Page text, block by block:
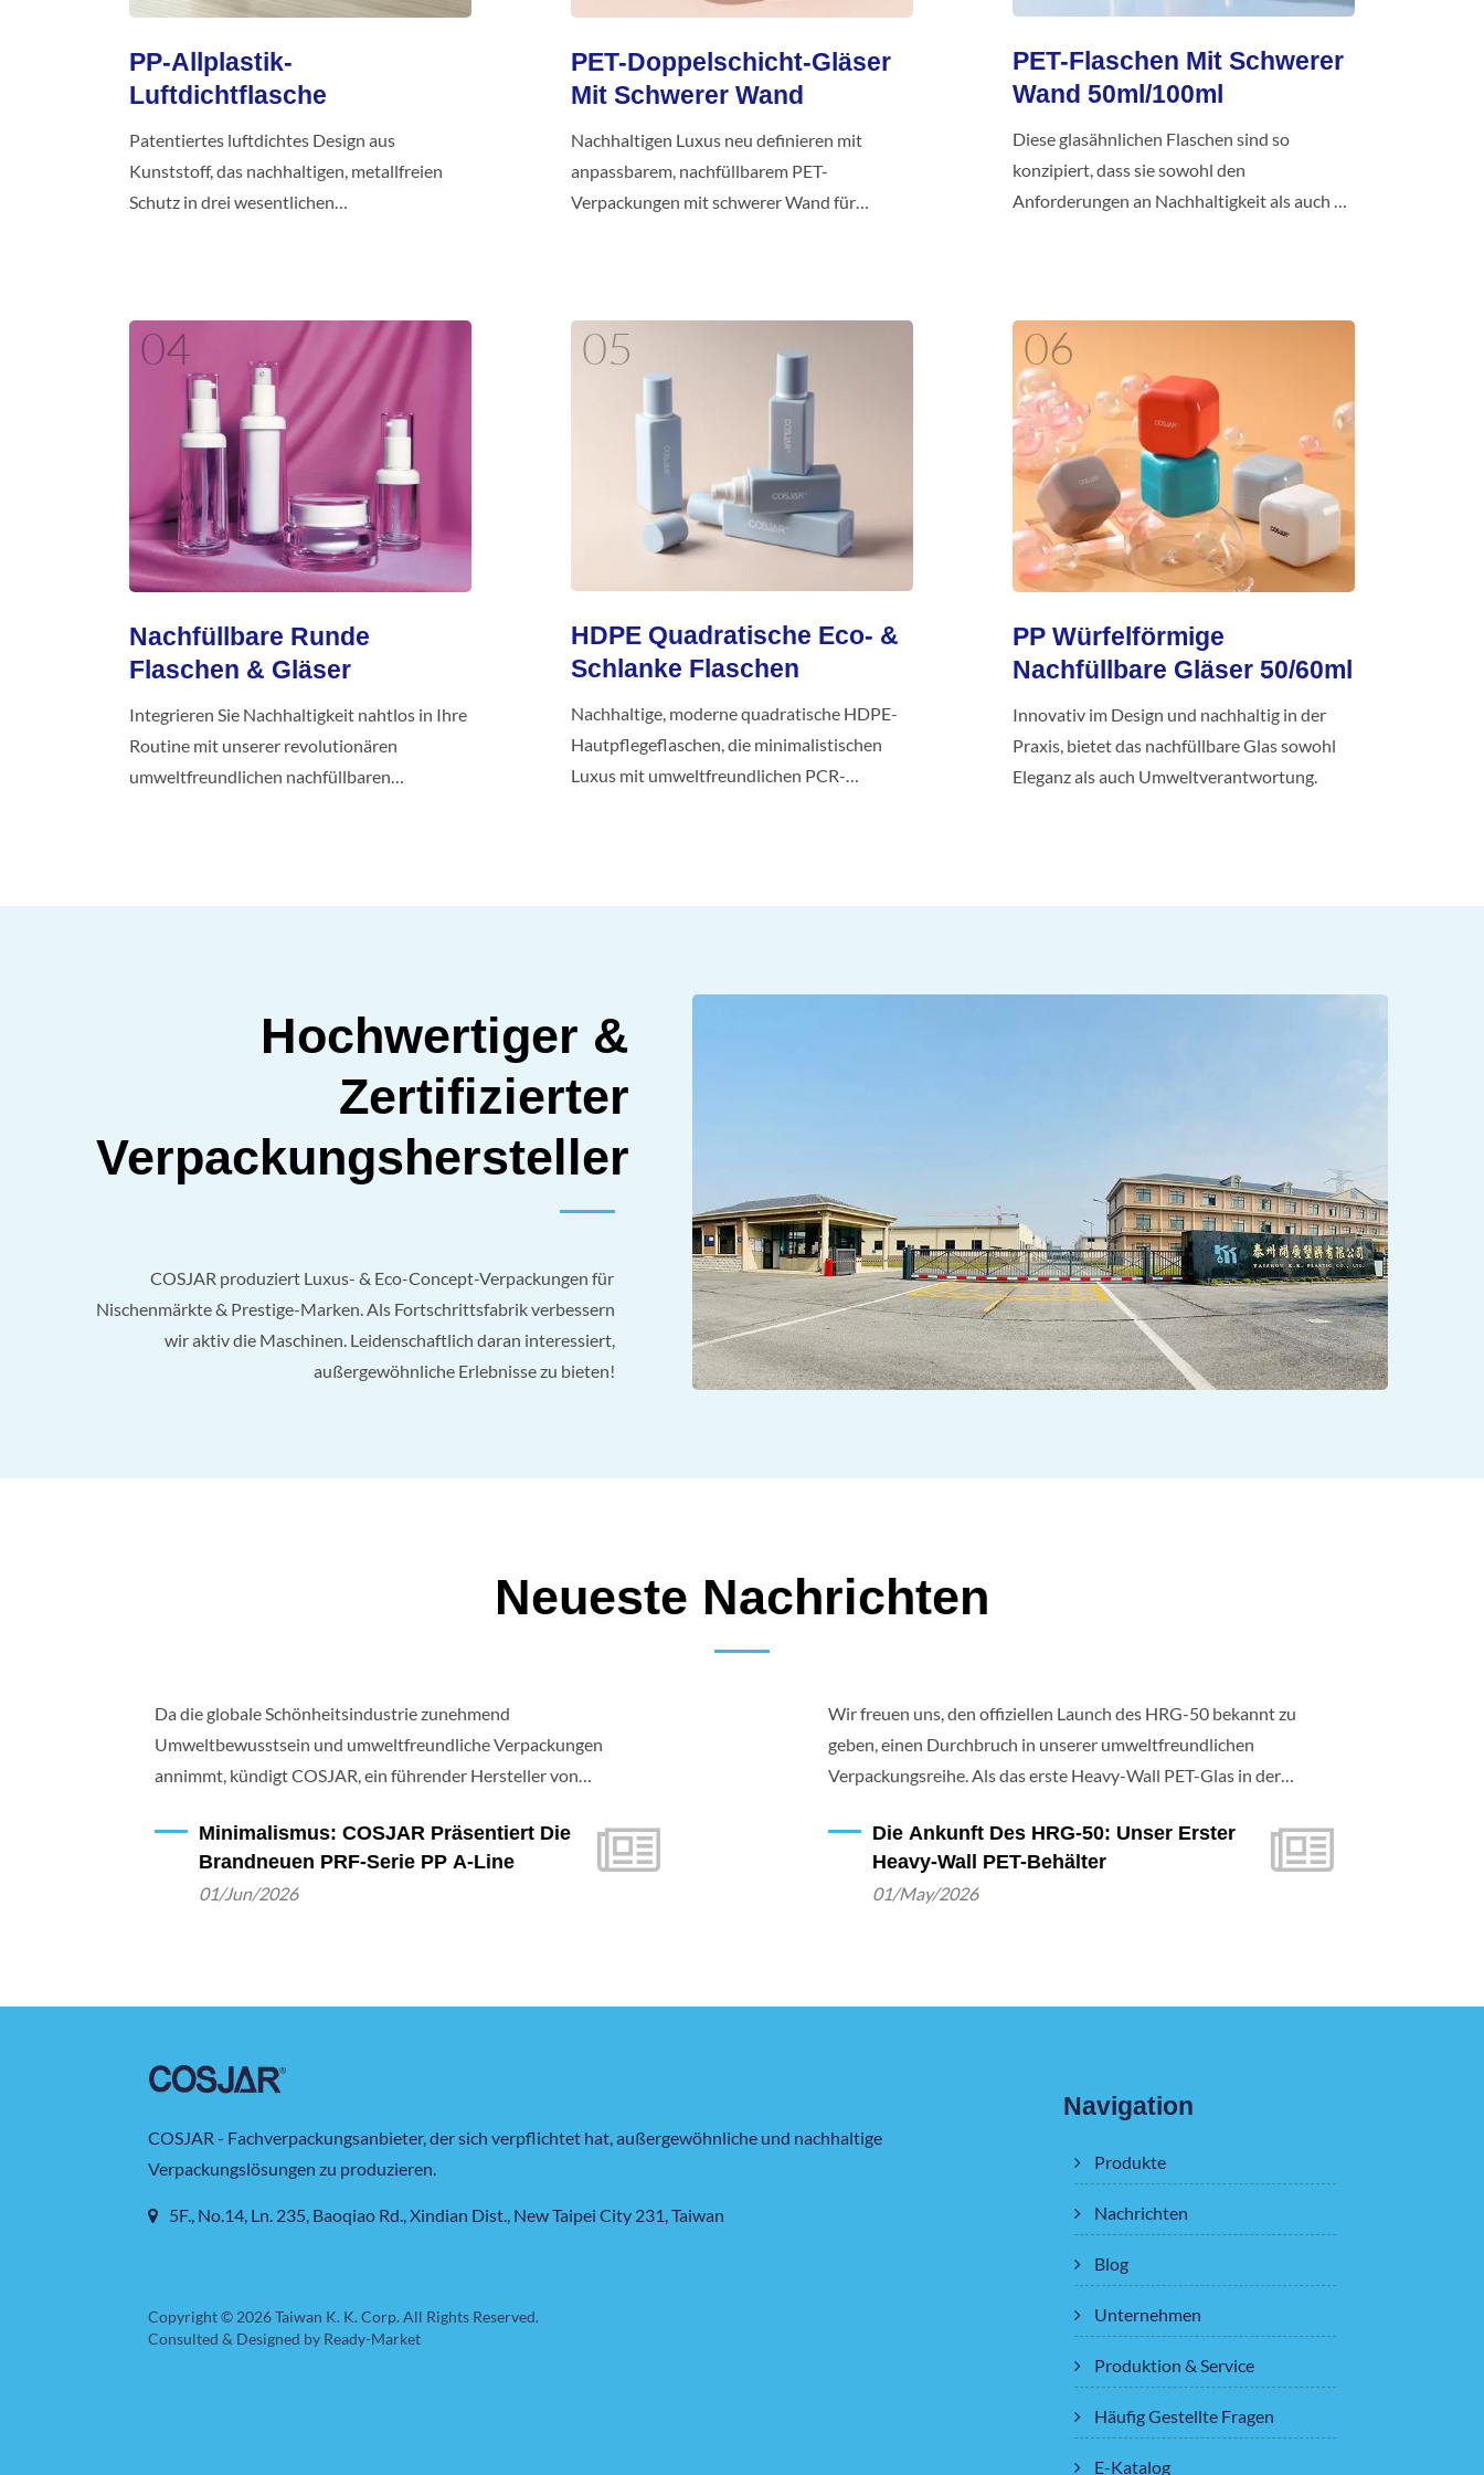
PP-Allplastik-
Luftdichtflasche
Patentiertes luftdichtes Design aus
Kunststoff, das nachhaltigen, metallfreien
Schutz in drei wesentlichen
PET-Doppelschicht-Gläser
Mit Schwerer Wand
Nachhaltigen Luxus neu definieren mit
anpassbarem, nachfüllbarem PET-
Verpackungen mit schwerer Wand für
PET-Flaschen Mit Schwerer
Wand 50ml/100ml
Diese glasähnlichen Flaschen sind so
konzipiert, dass sie sowohl den
Anforderungen an Nachhaltigkeit als auch an
04
Nachfüllbare Runde
Flaschen & Gläser
Integrieren Sie Nachhaltigkeit nahtlos in Ihre
Routine mit unserer revolutionären
umweltfreundlichen nachfüllbaren
05
HDPE Quadratische Eco- &
Schlanke Flaschen
Nachhaltige, moderne quadratische HDPE-
Hautpflegeflaschen, die minimalistischen
Luxus mit umweltfreundlichen PCR-
06
PP Würfelförmige
Nachfüllbare Gläser 50/60ml
Innovativ im Design und nachhaltig in der
Praxis, bietet das nachfüllbare Glas sowohl
Eleganz als auch Umweltverantwortung.
Hochwertiger &
Zertifizierter
Verpackungshersteller
COSJAR produziert Luxus- & Eco-Concept-Verpackungen für
Nischenmärkte & Prestige-Marken. Als Fortschrittsfabrik verbessern
wir aktiv die Maschinen. Leidenschaftlich daran interessiert,
außergewöhnliche Erlebnisse zu bieten!
Neueste Nachrichten
Da die globale Schönheitsindustrie zunehmend
Umweltbewusstsein und umweltfreundliche Verpackungen
annimmt, kündigt COSJAR, ein führender Hersteller von
stolz die Einführung seiner neuesten nachhaltigen Innovation an:
die PRF Series PP A-Line Flasche. Diese neue Serie kombiniert
modernes ökologisches Design mit einer klaren und
Minimalismus: COSJAR Präsentiert Die
Brandneuen PRF-Serie PP A-Line
Flaschen
01/Jun/2026
Wir freuen uns, den offiziellen Launch des HRG-50 bekannt zu
geben, einen Durchbruch in unserer umweltfreundlichen
Verpackungsreihe. Als das erste Heavy-Wall PET-Glas in der
substanzielle, hochwertige Gefühl von Glas zu vermitteln und
gleichzeitig die höchsten Standards der modernen Nachhaltigkeit
einzuhalten.
Die Ankunft Des HRG-50: Unser Erster
Heavy-Wall PET-Behälter
01/May/2026
COSJAR - Fachverpackungsanbieter, der sich verpflichtet hat, außergewöhnliche und nachhaltige
Verpackungslösungen zu produzieren.
5F., No.14, Ln. 235, Baoqiao Rd., Xindian Dist., New Taipei City 231, Taiwan
Copyright © 2026Taiwan K. K. Corp. All Rights Reserved.
Consulted & Designed by Ready-Market
Navigation
Produkte
Nachrichten
Blog
Unternehmen
Produktion & Service
Häufig Gestellte Fragen
E-Katalog